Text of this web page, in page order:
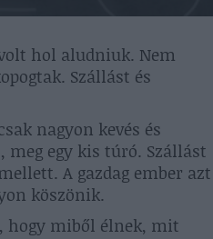
hol aludniuk. Nem
Szállást és
nagyon kevés és
meg egy kis túró. Szállást
A gazdag ember azt
köszönik.
hogy miből élnek, mit